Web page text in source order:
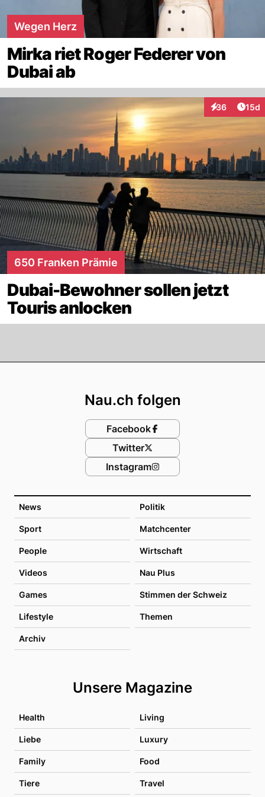
Wegen Herz
Mirka riet Roger Federer von
Dubai ab
36
Interaktionen
15d
650 Franken Prämie
Dubai-Bewohner sollen jetzt
Touris anlocken
News Politik
Sport Matchcenter
People Wirtschaft
Videos Nau Plus
Games Stimmen der Schweiz
Lifestyle Themen
Archiv
Unsere Magazine
Health Living
Liebe Luxury
Family Food
Tiere Travel
Nau.ch folgen
Facebook
Twitter
Instagram